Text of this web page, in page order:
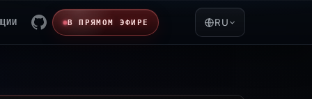
В ПРЯМОМ ЭФИРЕ RU